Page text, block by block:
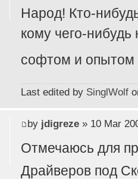
Народ! Кто-
кому чего-
софтом и опытом
Last edited by SinglWolf
by jdigreze» 10 Mar
Отмечаюсь для
Драйверов под